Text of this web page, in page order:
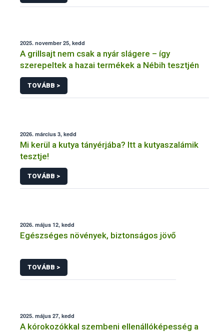
2025. november 25, kedd
A grillsajt nem csak a nyár slágere – így
szerepeltek a hazai termékek a Nébih tesztjén
TOVÁBB >
2026. március 3, kedd
Mi kerül a kutya tányérjába? Itt a kutyaszalámik
tesztje!
TOVÁBB >
2026. május 12, kedd
Egészséges növények, biztonságos jövő
TOVÁBB >
2025. május 27, kedd
A kórokozókkal szembeni ellenállóképesség a